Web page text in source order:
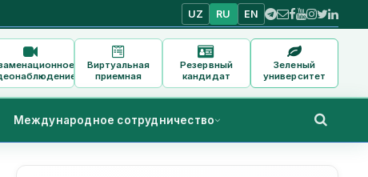
UZ RU EN
Виртуальная
приемная
Резервный
кандидат
Зеленый
университет
Международное сотрудничество